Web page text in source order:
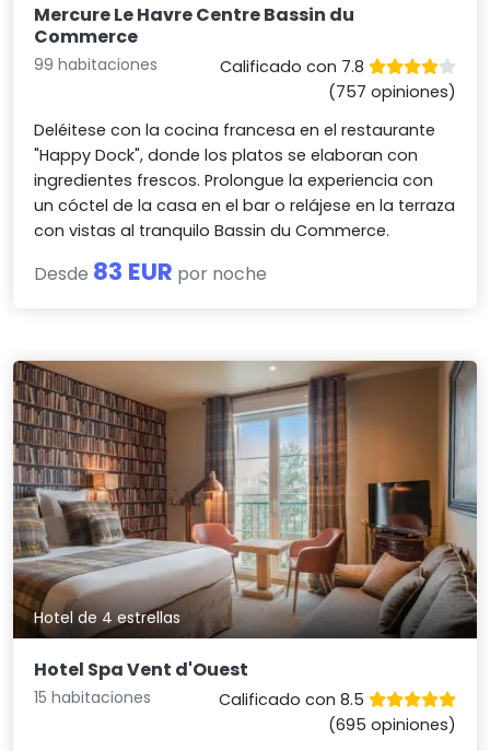
Mercure Le Havre Centre Bassin du
Commerce
99 habitaciones
Calificado con 7.8
(757 opiniones)
Deléitese con la cocina francesa en el restaurante
"Happy Dock", donde los platos se elaboran con
ingredientes frescos. Prolongue la experiencia con
un cóctel de la casa en el bar o relájese en la terraza
con vistas al tranquilo Bassin du Commerce.
Desde 83 EUR por noche
Hotel de 4 estrellas
Hotel Spa Vent d'Ouest
15 habitaciones
Calificado con 8.5
(695 opiniones)